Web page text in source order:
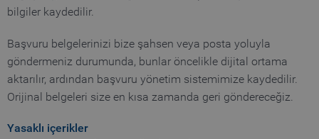
bilgiler kaydedilir.
Başvuru belgelerinizi bize şahsen veya posta yoluyla
göndermeniz durumunda, bunlar öncelikle dijital ortama
aktarılır, ardından başvuru yönetim sistemimize kaydedilir.
Orijinal belgeleri size en kısa zamanda geri göndereceğiz.
Yasaklı içerikler